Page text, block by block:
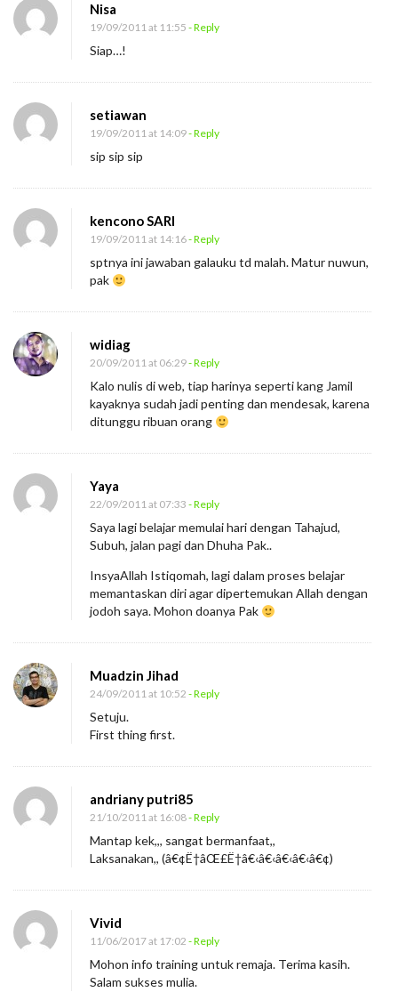
t
a
Nisa
19/09/2011 at 11:55 - Reply
Siap…!
setiawan
19/09/2011 at 14:09- Reply
sip sip sip
kencono SARI
19/09/2011 at 14:16- Reply
sptnya ini jawaban galauku td malah. Matur nuwun,
pak
widiag
20/09/2011 at 06:29- Reply
Kalo nulis di web, tiap harinya seperti kang Jamil
kayaknya sudah jadi penting dan mendesak, karena
ditunggu ribuan orang
Yaya
22/09/2011 at 07:33 - Reply
Saya lagi belajar memulai hari dengan Tahajud,
Subuh, jalan pagi dan Dhuha Pak..
InsyaAllah Istiqomah, lagi dalam proses belajar
memantaskan diri agar dipertemukan Allah dengan
jodoh saya. Mohon doanya Pak
Muadzin Jihad
24/09/2011 at 10:52 - Reply
Setuju.
First thing first.
andriany putri85
21/10/2011 at 16:08- Reply
Mantap kek,,, sangat bermanfaat,,
Laksanakan,, (â€¢Ë†âŒ£Ë†â€‹â€‹â€‹â€‹â€¢)
Vivid
11/06/2017 at 17:02 - Reply
Mohon info training untuk remaja. Terima kasih.
Salam sukses mulia.